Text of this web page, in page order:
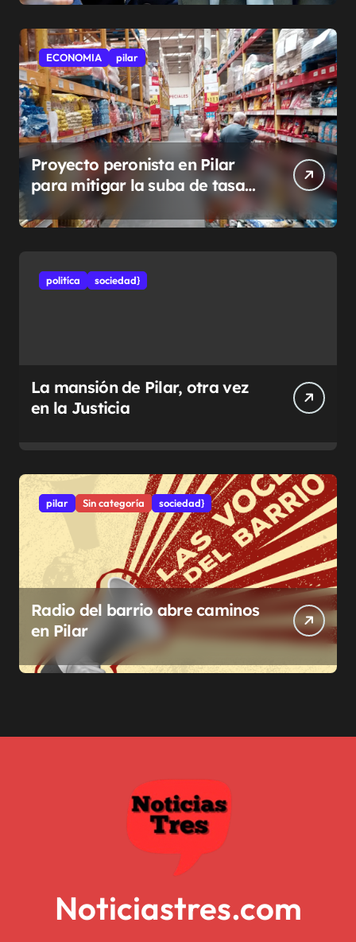
ECONOMIA pilar
Proyecto peronista en Pilar
para mitigar la suba de tasas
municipales
politíca sociedad}
La mansión de Pilar, otra vez
en la Justicia
pilar Sin categoría sociedad}
Radio del barrio abre caminos
en Pilar
Noticiastres.com